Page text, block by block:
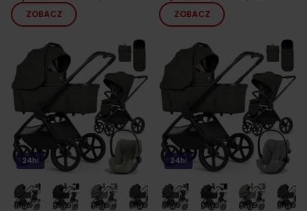
ZOBACZ
ZOBACZ
24h! 24h!